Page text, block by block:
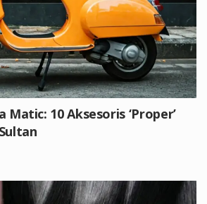
Matic: 10 Aksesoris ‘Proper’